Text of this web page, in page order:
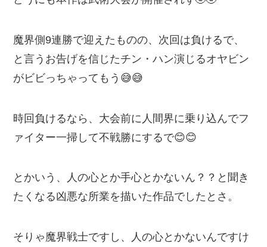
魔界側9連勝で迎えたものの、次回は負けるで、
と言うお告げを信じたチン・ハン演じるオヤビン
がビビっちゃってもう😅😅
時回負けるなら、大会前に人間界に乗り込んでフ
ァイター一掃して不戦勝にするで😊😊
とかいう、人の心とか手心とかないん？？と聞き
たくなる凶悪な所業を描いた作品でしたとさ。
そりゃ魔界戦士ですし、人の心とかないんですけ